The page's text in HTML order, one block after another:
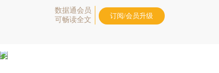
数据通会员
可畅读全文
订阅/会员升级